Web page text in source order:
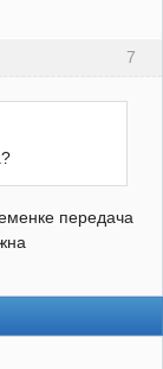
7
передача